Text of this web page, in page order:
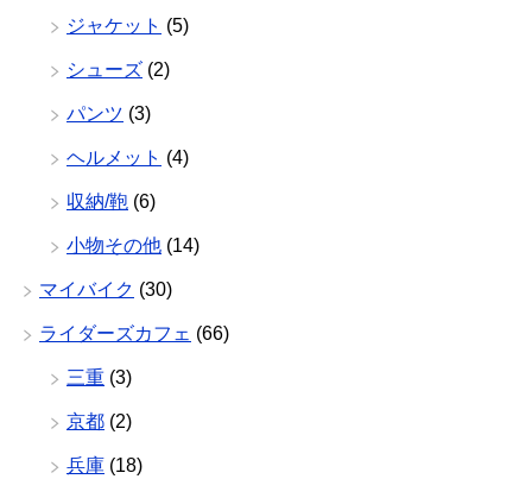
ジャケット (5)
シューズ (2)
パンツ (3)
ヘルメット (4)
収納/鞄 (6)
小物その他 (14)
マイバイク (30)
ライダーズカフェ (66)
三重 (3)
京都 (2)
兵庫 (18)